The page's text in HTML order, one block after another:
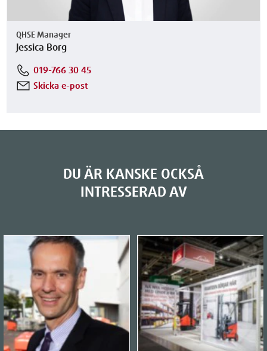
QHSE Manager
Jessica Borg
019-766 30 45
Skicka e-post
DU ÄR KANSKE OCKSÅ
INTRESSERAD AV